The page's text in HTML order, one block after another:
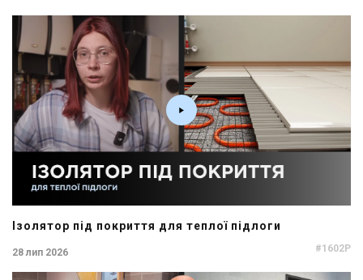
Ізолятор під покриття для теплої підлоги
28 лип 2026 #1602P